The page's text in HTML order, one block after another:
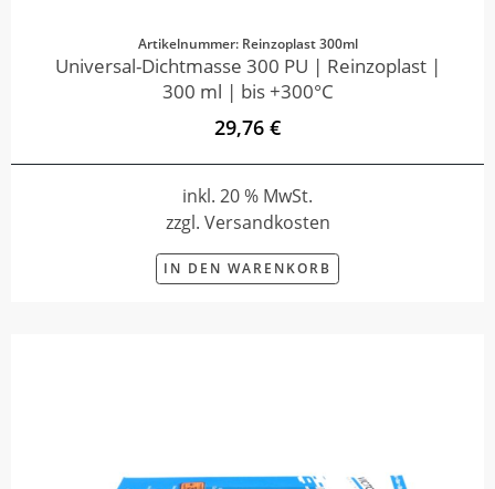
Artikelnummer: Reinzoplast 300ml
Universal-Dichtmasse 300 PU | Reinzoplast |
300 ml | bis +300°C
29,76 €
inkl. 20 % MwSt.
zzgl. Versandkosten
IN DEN WARENKORB